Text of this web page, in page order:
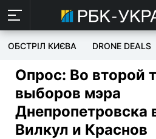
ОБСТРІЛ КИЄВА DRONE DEALS
Опрос: Во второй
выборов мэра
Днепропетровска
Вилкул и Краснов